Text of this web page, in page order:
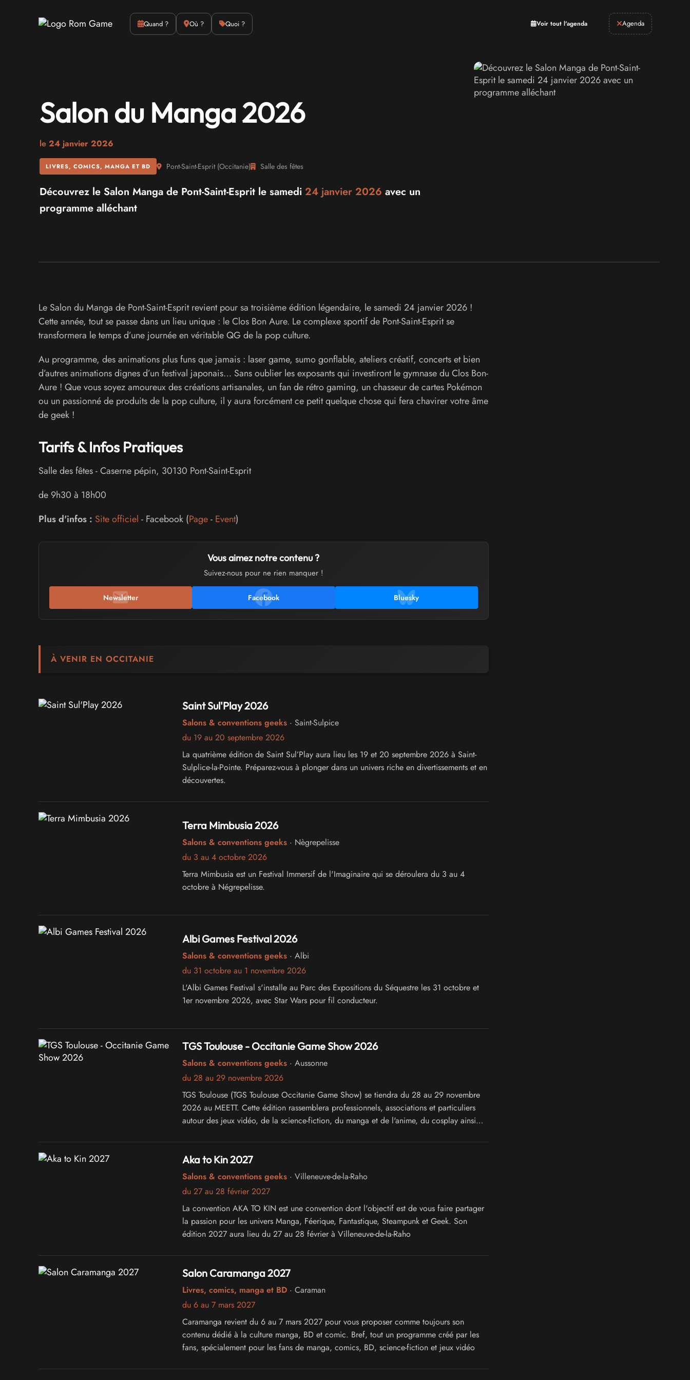
Quand ? Où ? Quoi ? Voir tout l'agenda
Actus Culture Emulation Agenda
Salon du Manga 2026
le 24 janvier 2026
LIVRES, COMICS, MANGA ET BD Pont-Saint-Esprit(Occitanie) Salle des fêtes
Découvrez le Salon Manga de Pont-Saint-Esprit le samedi 24 janvier 2026 avec un
programme alléchant
Le Salon du Manga de Pont-Saint-Esprit revient pour sa troisième édition légendaire, le samedi 24 janvier 2026 !
Cette année, tout se passe dans un lieu unique : le Clos Bon Aure. Le complexe sportif de Pont-Saint-Esprit se
transformera le temps d’une journée en véritable QG de la pop culture.
Au programme, des animations plus funs que jamais : laser game, sumo gonflable, ateliers créatif, concerts et bien
d’autres animations dignes d’un festival japonais… Sans oublier les exposants qui investiront le gymnase du Clos Bon-
Aure ! Que vous soyez amoureux des créations artisanales, un fan de rétro gaming, un chasseur de cartes Pokémon
ou un passionné de produits de la pop culture, il y aura forcément ce petit quelque chose qui fera chavirer votre âme
de geek !
Tarifs & Infos Pratiques
Salle des fêtes-Caserne pépin, 30130 Pont-Saint-Esprit
de 9h30 à 18h00
Plus d'infos : Site officiel - Facebook (Page- Event)
Vous aimez notre contenu ?
Suivez-nous pour ne rien manquer !
Newsletter Facebook Bluesky
À VENIR EN OCCITANIE
Saint Sul'Play 2026
Salons & conventions geeks· Saint-Sulpice
du 19 au 20 septembre 2026
La quatrième édition de Saint Sul’Play aura lieu les 19 et 20 septembre 2026 à Saint-
Sulplice-la-Pointe. Préparez-vous à plonger dans un univers riche en divertissements et en
découvertes.
Terra Mimbusia 2026
Salons & conventions geeks· Nègrepelisse
du 3 au 4 octobre 2026
Terra Mimbusia est un Festival Immersif de l'Imaginaire qui se déroulera du 3 au 4
octobre à Négrepelisse.
Albi Games Festival 2026
Salons & conventions geeks· Albi
du 31 octobre au 1 novembre 2026
L'Albi Games Festival s'installe au Parc des Expositions du Séquestre les 31 octobre et
1er novembre 2026, avec Star Wars pour fil conducteur.
TGS Toulouse - Occitanie Game Show 2026
Salons & conventions geeks· Aussonne
du 28 au 29 novembre 2026
TGS Toulouse (TGS Toulouse Occitanie Game Show) se tiendra du 28 au 29 novembre
2026 au MEETT. Cette édition rassemblera professionnels, associations et particuliers
autour des jeux vidéo, de la science-fiction, du manga et de l'anime, du cosplay ainsi
Aka to Kin 2027
Salons & conventions geeks· Villeneuve-de-la-Raho
du 27 au 28 février 2027
La convention AKA TO KIN est une convention dont l'objectif est de vous faire partager
la passion pour les univers Manga, Féerique, Fantastique, Steampunk et Geek. Son
édition 2027 aura lieu du 27 au 28 février à Villeneuve-de-la-Raho
Salon Caramanga 2027
Livres, comics, manga et BD· Caraman
du 6 au 7 mars 2027
Caramanga revient du 6 au 7 mars 2027 pour vous proposer comme toujours son
contenu dédié à la culture manga, BD et comic. Bref, tout un programme créé par les
fans, spécialement pour les fans de manga, comics, BD, science-fiction et jeux vidéo